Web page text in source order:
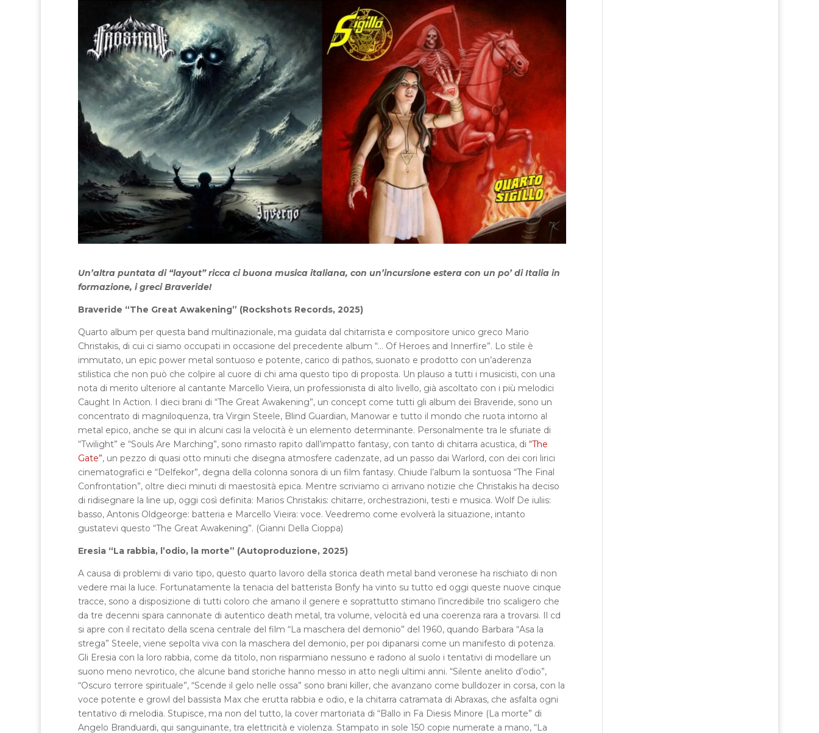
Un’altra puntata di “layout” ricca ci buona musica italiana, con un’incursione estera con un po’ di Italia in
formazione, i greci Braveride!
Braveride “The Great Awakening” (Rockshots Records, 2025)
Quarto album per questa band multinazionale, ma guidata dal chitarrista e compositore unico greco Mario
Christakis, di cui ci siamo occupati in occasione del precedente album “… Of Heroes and Innerfire”. Lo stile è
immutato, un epic power metal sontuoso e potente, carico di pathos, suonato e prodotto con un’aderenza
stilistica che non può che colpire al cuore di chi ama questo tipo di proposta. Un plauso a tutti i musicisti, con una
nota di merito ulteriore al cantante Marcello Vieira, un professionista di alto livello, già ascoltato con i più melodici
Caught In Action. I dieci brani di “The Great Awakening”, un concept come tutti gli album dei Braveride, sono un
concentrato di magniloquenza, tra Virgin Steele, Blind Guardian, Manowar e tutto il mondo che ruota intorno al
metal epico, anche se qui in alcuni casi la velocità è un elemento determinante. Personalmente tra le sfuriate di
“Twilight” e “Souls Are Marching”, sono rimasto rapito dall’impatto fantasy, con tanto di chitarra acustica, di “The
Gate”, un pezzo di quasi otto minuti che disegna atmosfere cadenzate, ad un passo dai Warlord, con dei cori lirici
cinematografici e “Delfekor”, degna della colonna sonora di un film fantasy. Chiude l’album la sontuosa “The Final
Confrontation”, oltre dieci minuti di maestosità epica. Mentre scriviamo ci arrivano notizie che Christakis ha deciso
di ridisegnare la line up, oggi così definita: Marios Christakis: chitarre, orchestrazioni, testi e musica. Wolf De iuliis:
basso, Antonis Oldgeorge: batteria e Marcello Vieira: voce. Veedremo come evolverà la situazione, intanto
gustatevi questo “The Great Awakening”. (Gianni Della Cioppa)
Eresia “La rabbia, l’odio, la morte” (Autoproduzione, 2025)
A causa di problemi di vario tipo, questo quarto lavoro della storica death metal band veronese ha rischiato di non
vedere mai la luce. Fortunatamente la tenacia del batterista Bonfy ha vinto su tutto ed oggi queste nuove cinque
tracce, sono a disposizione di tutti coloro che amano il genere e soprattutto stimano l’incredibile trio scaligero che
da tre decenni spara cannonate di autentico death metal, tra volume, velocità ed una coerenza rara a trovarsi. Il cd
si apre con il recitato della scena centrale del film “La maschera del demonio” del 1960, quando Barbara “Asa la
strega” Steele, viene sepolta viva con la maschera del demonio, per poi dipanarsi come un manifesto di potenza.
Gli Eresia con la loro rabbia, come da titolo, non risparmiano nessuno e radono al suolo i tentativi di modellare un
suono meno nevrotico, che alcune band storiche hanno messo in atto negli ultimi anni. “Silente anelito d’odio”,
“Oscuro terrore spirituale”, “Scende il gelo nelle ossa” sono brani killer, che avanzano come bulldozer in corsa, con la
voce potente e growl del bassista Max che erutta rabbia e odio, e la chitarra catramata di Abraxas, che asfalta ogni
tentativo di melodia. Stupisce, ma non del tutto, la cover martoriata di “Ballo in Fa Diesis Minore (La morte” di
Angelo Branduardi, qui sanguinante, tra elettricità e violenza. Stampato in sole 150 copie numerate a mano, “La